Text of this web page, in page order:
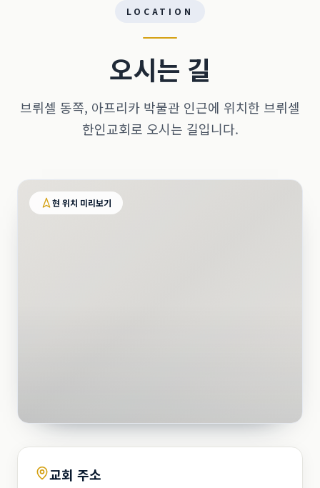
LOCATION
오시는 길
브뤼셀 동쪽, 아프리카 박물관 인근에 위치한 브뤼셀
한인교회로 오시는 길입니다.
현 위치 미리보기
교회 주소